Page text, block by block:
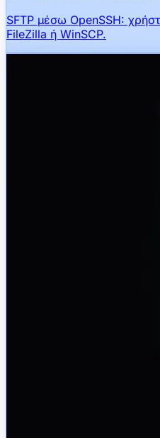
SFTP μέσω OpenSSH:
FileZilla ή WinSCP.